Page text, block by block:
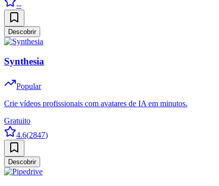
--
Descobrir
Synthesia
Popular
Crie vídeos profissionais com avatares de IA em minutos.
Gratuito
4.6(2847)
Descobrir